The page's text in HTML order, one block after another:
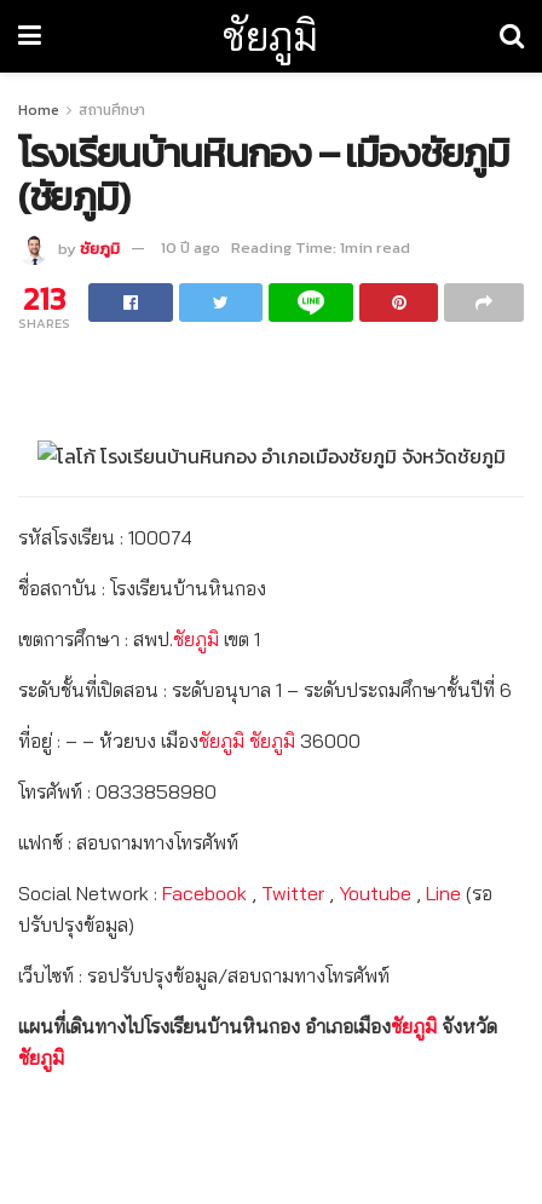
ชัยภูมิ
Home สถานศึกษา
โรงเรียนบ้านหินกอง – เมืองชัยภูมิ
(ชัยภูมิ)
by ชัยภูมิ 10 ปี ago Reading Time: 1min read
213
SHARES
รหัสโรงเรียน : 100074
ชื่อสถาบัน : โรงเรียนบ้านหินกอง
เขตการศึกษา : สพป.ชัยภูมิ เขต 1
ระดับชั้นที่เปิดสอน : ระดับอนุบาล 1 – ระดับประถมศึกษาชั้นปีที่ 6
ที่อยู่ : – – ห้วยบง เมืองชัยภูมิ ชัยภูมิ 36000
โทรศัพท์ : 0833858980
แฟกซ์ : สอบถามทางโทรศัพท์
Social Network : Facebook , Twitter , Youtube , Line (รอ
ปรับปรุงข้อมูล)
เว็บไซท์ : รอปรับปรุงข้อมูล/สอบถามทางโทรศัพท์
แผนที่เดินทางไปโรงเรียนบ้านหินกอง อำเภอเมืองชัยภูมิ จังหวัด
ชัยภูมิ